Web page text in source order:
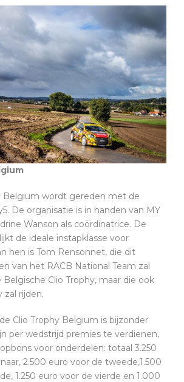
Belgium wordt gereden met de
De organisatie is in handen van MY
Wanson als coördinatrice. De
de ideale instapklasse voor
hen is Tom Rensonnet, die dit
van het RACB National Team zal
Clio Trophy, maar die ook
zal rijden.
Clio Trophy Belgium is bijzonder
per wedstrijd premies te verdienen,
voor onderdelen: totaal 3.250
2.500 euro voor de tweede,1.500
1.250 euro voor de vierde en 1.000